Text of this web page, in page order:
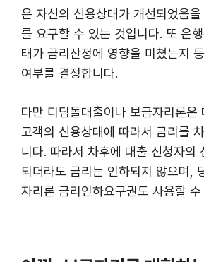
은 자신의 신용상태가 개선되었음
를 요구할 수 있는 것입니다. 또 은
태가 금리산정에 영향을 미쳤는지
여부를 결정합니다.
다만 디딤돌대출이나 보금자리론은
고객의 신용상태에 따라서 금리를
니다. 따라서 차후에 대출 신청자의
되더라도 금리는 인하되지 않으며,
자리론 금리인하요구권도 사용할 수